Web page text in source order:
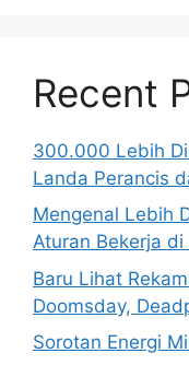
Recent
300.000 Lebih
Landa Perancis
Mengenal Lebih
Aturan Bekerja di
Baru Lihat
Doomsday,
Sorotan Energi